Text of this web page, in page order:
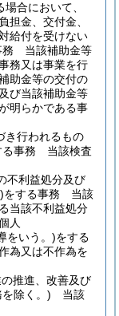
合において、
担金、交付金、
給付を受けない
務 当該補助金等
務又は事業を行
助金等の交付の
び当該補助金等
明らかである事
き行われるもの
る事務 当該検査
不利益処分及び
をする事務 当該
当該不利益処分
人
をいう。)をする
為又は不作為を
推進、改善及び
除く。) 当該